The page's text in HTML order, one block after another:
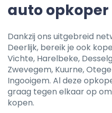
auto opkoper
Dankzij ons uitgebreid
Deerlijk, bereik je ook
Vichte, Harelbeke,
Zwevegem, Kuurne,
Ingooigem. Al deze
graag tegen elkaar op
kopen.